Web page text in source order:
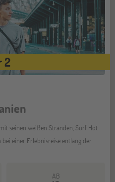
2
seinen weißen Stränden, Surf Hot
einer Erlebnisreise entlang der
AB